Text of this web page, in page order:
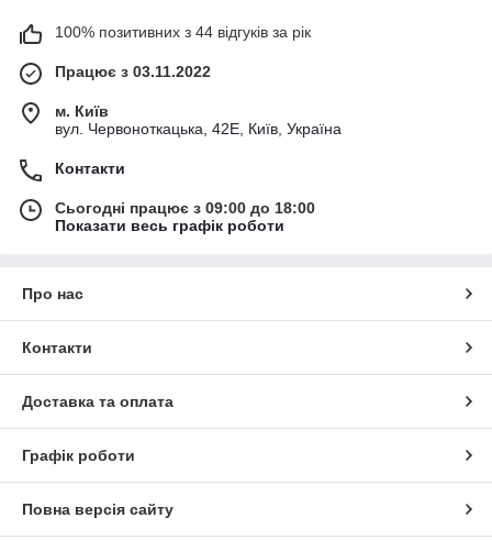
100% позитивних з 44 відгуків за рік
Працює з 03.11.2022
м. Київ
вул. Червоноткацька, 42Е, Київ, Україна
Контакти
Сьогодні працює з 09:00 до 18:00
Показати весь графік роботи
Про нас
Контакти
Доставка та оплата
Графік роботи
Повна версія сайту